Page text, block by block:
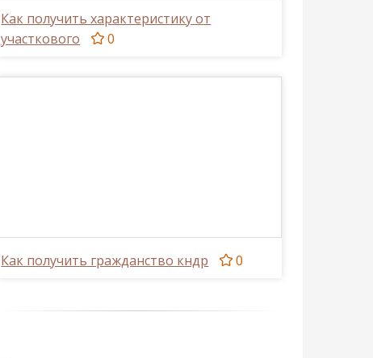
Как получить характеристику от
участкового
0
Как получить гражданство кндр 0